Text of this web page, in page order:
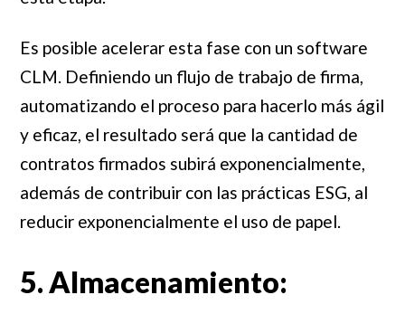
Es posible acelerar esta fase con un software
CLM. Definiendo un flujo de trabajo de firma,
automatizando el proceso para hacerlo más ágil
y eficaz, el resultado será que la cantidad de
contratos firmados subirá exponencialmente,
además de contribuir con las prácticas ESG, al
reducir exponencialmente el uso de papel.
5. Almacenamiento: